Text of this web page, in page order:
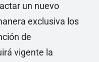
un nuevo
exclusiva los
de
vigente la